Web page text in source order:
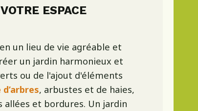
ESPACE
un lieu de vie agréable et
un jardin harmonieux et
ou de l'ajout d'éléments
, arbustes et de haies,
et bordures. Un jardin